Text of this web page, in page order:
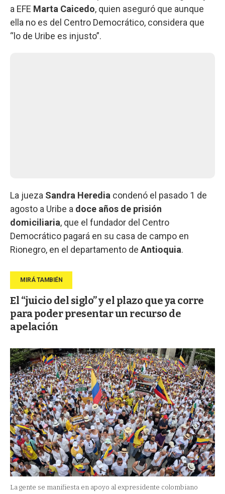
a EFE Marta Caicedo, quien aseguró que aunque
ella no es del Centro Democrático, considera que
“lo de Uribe es injusto”.
La jueza Sandra Heredia condenó el pasado 1 de
agosto a Uribe a doce años de prisión
domiciliaria, que el fundador del Centro
Democrático pagará en su casa de campo en
Rionegro, en el departamento de Antioquia.
El “juicio del siglo” y el plazo que ya corre
para poder presentar un recurso de
apelación
La gente se manifiesta en apoyo al expresidente colombiano